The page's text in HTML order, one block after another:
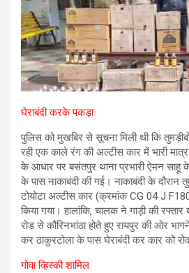
घेराबंदी करके पकड़ा
पुलिस को मुखबिर से सूचना मिली थी कि
रही एक काले रंग की अल्टीस कार में भारी
के आधार पर बसंतपुर थाना प्रभारी ऐमन
के पास नाकाबंदी की गई। नाकाबंदी के दौरान
टोयोटा अल्टीस कार (क्रमांक CG 04 J
किया गया। हालांकि, चालक ने गाड़ी की
रोड से कौरिनभांठा होते हुए रायपुर की ओर
कर ठाकुरटोला के पास घेराबंदी कर कार को
गोवा व्हिस्की शामिल